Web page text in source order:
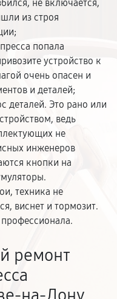
не включается,
из строя
попала
устройство к
очень опасен и
и деталей;
деталей. Это рано или
ведь
не
инженеров
кнопки на
техника не
виснет и тормозит.
ремонт